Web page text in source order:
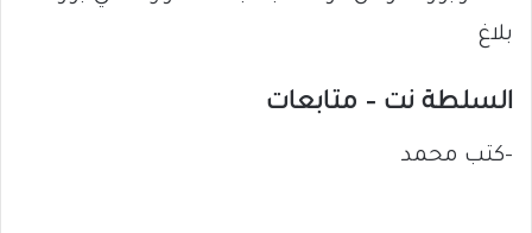
بلاغ
السلطة نت – متابعات
-كتب محمد